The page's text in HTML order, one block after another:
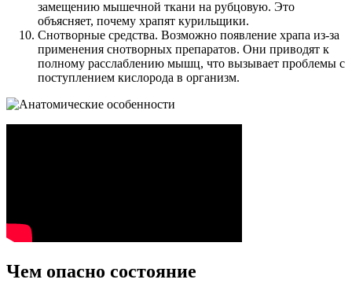
замещению мышечной ткани на рубцовую. Это
объясняет, почему храпят курильщики.
Снотворные средства. Возможно появление храпа из-за
применения снотворных препаратов. Они приводят к
полному расслаблению мышц, что вызывает проблемы с
поступлением кислорода в организм.
Чем опасно состояние